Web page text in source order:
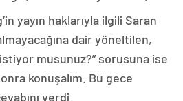
yayın haklarıyla ilgili Saran
dair yöneltilen,
istiyor musunuz?” sorusuna ise
konuşalım. Bu gece
verdi.